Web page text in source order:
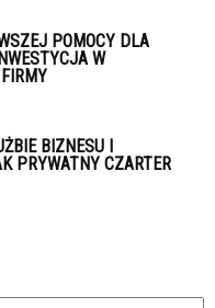
POMOCY DLA
W
BIZNESU I
PRYWATNY CZARTER